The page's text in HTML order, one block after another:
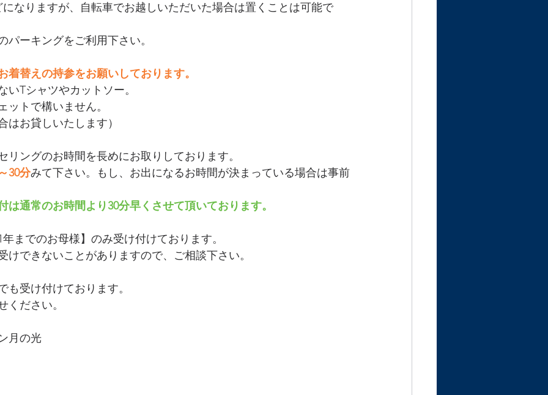
なりますが、自転車でお越しいただいた場合は置くことは可能で
パーキングをご利用下さい。
着替えの持参をお願いしております。
いTシャツやカットソー。
ットで構いません。
はお貸しいたします）
リングのお時間を長めにお取りしております。
30分みて下さい。もし、お出になるお時間が決まっている場合は事前
は通常のお時間より30分早くさせて頂いております。
までのお母様】のみ受け付けております。
けできないことがありますので、ご相談下さい。
も受け付けております。
ください。
月の光